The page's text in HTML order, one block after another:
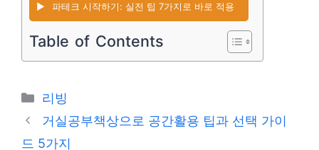
▶️ 파테크 시작하기: 실전 팁 7가지로 바로 적용
Table of Contents
카
테
리빙
거실공부책상으로 공간활용 팁과 선택 가이
드 5가지